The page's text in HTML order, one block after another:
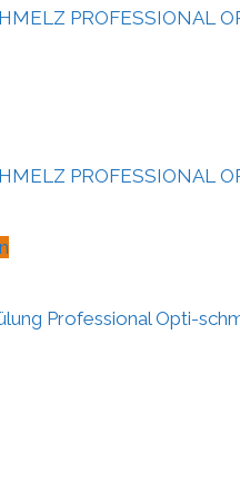
PROFESSIONAL
PROFESSIONAL
Professional Opti-